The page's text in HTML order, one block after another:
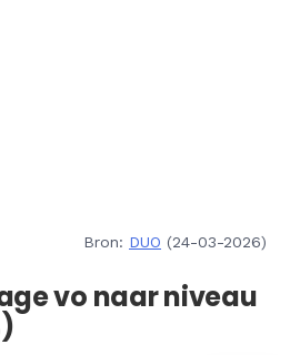
Bron: DUO (24-03-2026)
vo naar niveau